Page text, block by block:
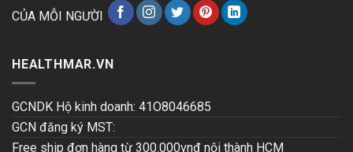
CỦA MỖI NGƯỜI
HEALTHMAR.VN
GCNDK Hộ kinh doanh: 41O8046685
GCN đăng ký MST:
Free ship đơn hàng từ 300.000vnđ nội thành HCM